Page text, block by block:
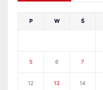
P W Ś
5 6 7
12 13 14